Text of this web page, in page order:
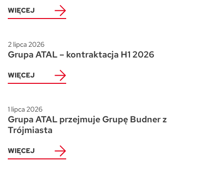
WIĘCEJ
2 lipca 2026
Grupa ATAL – kontraktacja H1 2026
WIĘCEJ
1 lipca 2026
Grupa ATAL przejmuje Grupę Budner z
Trójmiasta
WIĘCEJ